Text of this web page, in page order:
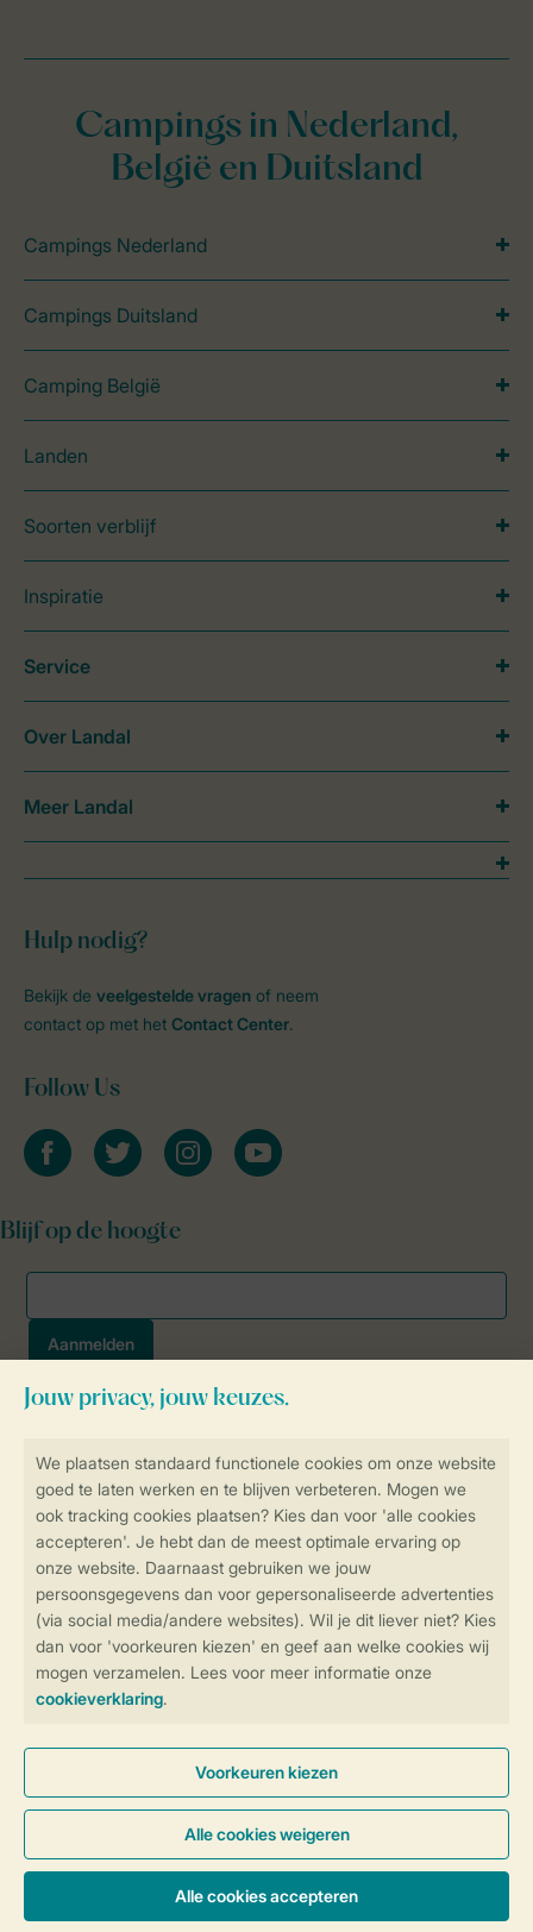
Controle over jouw gegevens &
privacy
SSL certificaat
Veilige gegevensoverdracht
Veilige betaling
Campings in Nederland,
België en Duitsland
Campings Nederland
Campings Duitsland
Camping België
Landen
Soorten verblijf
Inspiratie
Hulp nodig?
Bekijk de veelgestelde vragen of neem
contact op met het Contact Center.
Follow Us
facebooktwitter instagramyoutube
Blijf op de hoogte
Service
Over Landal
Meer Landal
Algemene voorwaarden Privacy notice
Disclaimer
Toegankelijkheid © 2026 Landal